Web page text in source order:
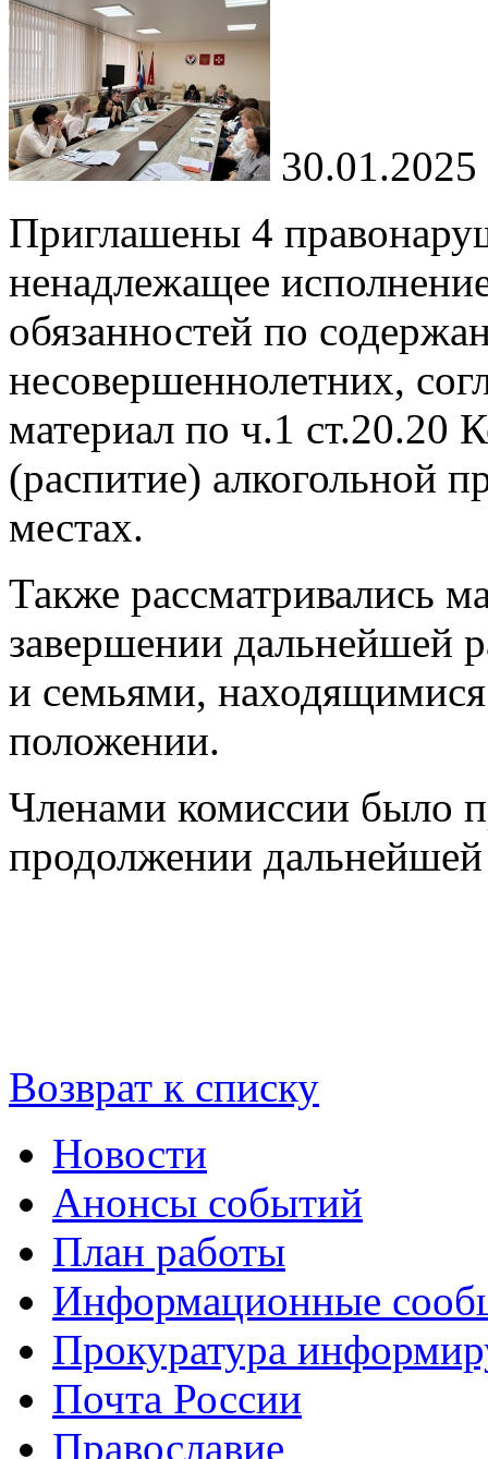
30.01.2025
Приглашены 4
ненадлежащее
обязанностей по
несовершеннолетних,
материал по ч.1
(распитие) алкогольной
местах.
Также рассматривались
завершении дальнейшей
и семьями,
положении.
Членами комиссии было
продолжении
Возврат к списку
Новости
Анонсы событий
План работы
Информационные
Прокуратура
Почта России
Православие